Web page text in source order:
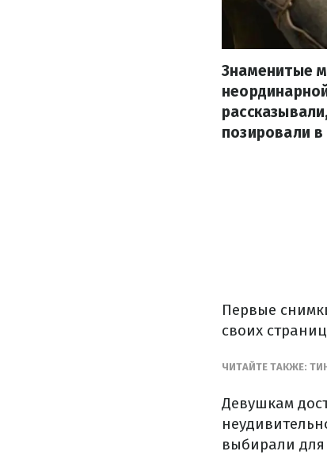
Знаменитые
позировали
Первые
своих
ЧИТАЙТЕ ТАКЖЕ:
Девушкам
выбирали для